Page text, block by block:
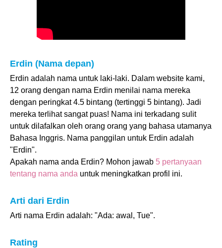
Erdin (Nama depan)
Erdin adalah nama untuk laki-laki. Dalam website kami,
12 orang dengan nama Erdin menilai nama mereka
dengan peringkat 4.5 bintang (tertinggi 5 bintang). Jadi
mereka terlihat sangat puas! Nama ini terkadang sulit
untuk dilafalkan oleh orang orang yang bahasa utamanya
Bahasa Inggris. Nama panggilan untuk Erdin adalah
"Erdin".
Apakah nama anda Erdin? Mohon jawab 5 pertanyaan
tentang nama anda untuk meningkatkan profil ini.
Arti dari Erdin
Arti nama Erdin adalah: "Ada: awal, Tue".
Rating